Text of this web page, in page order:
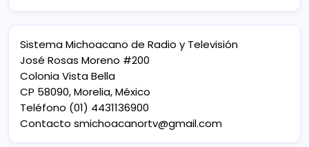
Sistema Michoacano de Radio y Televisión
José Rosas Moreno #200
Colonia Vista Bella
CP 58090, Morelia, México
Teléfono (01) 4431136900
Contacto smichoacanortv@gmail.com